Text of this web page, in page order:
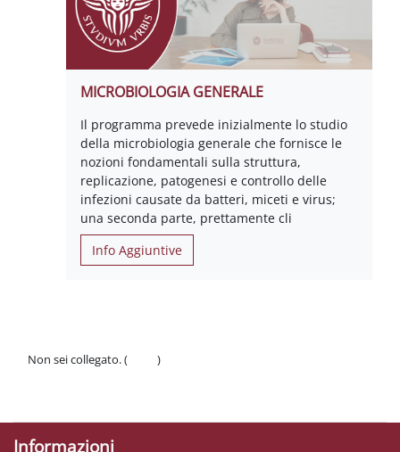
MICROBIOLOGIA GENERALE
Il programma prevede inizialmente lo studio
della microbiologia generale che fornisce le
nozioni fondamentali sulla struttura,
replicazione, patogenesi e controllo delle
infezioni causate da batteri, miceti e virus;
una seconda parte, prettamente cli
Info Aggiuntive
Non sei collegato. (
)
Informazioni